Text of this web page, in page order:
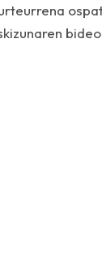
bideo